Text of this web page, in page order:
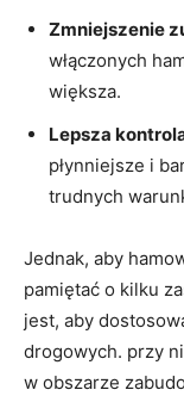
Zmniejszenie
włączonych
większa.
Lepsza
płynniejsze i
trudnych
Jednak, aby
pamiętać o kilku
jest, aby
drogowych. przy
w obszarze